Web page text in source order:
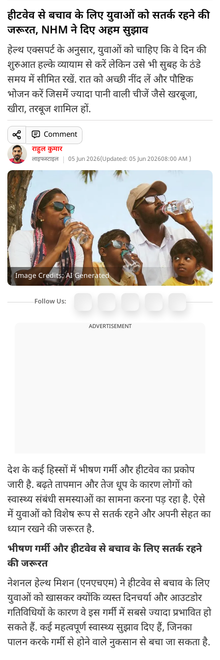
हीटवेव से बचाव के लिए युवाओं को सतर्क रहने की
जरूरत, NHM ने दिए अहम सुझाव
हेल्थ एक्सपर्ट के अनुसार, युवाओं को चाहिए कि वे दिन की
शुरुआत हल्के व्यायाम से करें लेकिन उसे भी सुबह के ठंडे
समय में सीमित रखें. रात को अच्छी नींद लें और पौष्टिक
भोजन करें जिसमें ज्यादा पानी वाली चीजें जैसे खरबूजा,
खीरा, तरबूज शामिल हों.
राहुल कुमार
लाइफस्टाइल 05 Jun 2026(Updated: 05 Jun 202608:00 AM )
Comment
Image Credits: AI Generated
Follow Us:
ADVERTISEMENT
देश के कई हिस्सों में भीषण गर्मी और हीटवेव का प्रकोप
जारी है. बढ़ते तापमान और तेज धूप के कारण लोगों को
स्वास्थ्य संबंधी समस्याओं का सामना करना पड़ रहा है. ऐसे
में युवाओं को विशेष रूप से सतर्क रहने और अपनी सेहत का
ध्यान रखने की जरूरत है.
भीषण गर्मी और हीटवेव से बचाव के लिए सतर्क रहने
की जरूरत
नेशनल हेल्थ मिशन (एनएचएम) ने हीटवेव से बचाव के लिए
युवाओं को खासकर क्योंकि व्यस्त दिनचर्या और आउटडोर
गतिविधियों के कारण वे इस गर्मी में सबसे ज्यादा प्रभावित हो
सकते हैं. कई महत्वपूर्ण स्वास्थ्य सुझाव दिए हैं, जिनका
पालन करके गर्मी से होने वाले नुकसान से बचा जा सकता है.